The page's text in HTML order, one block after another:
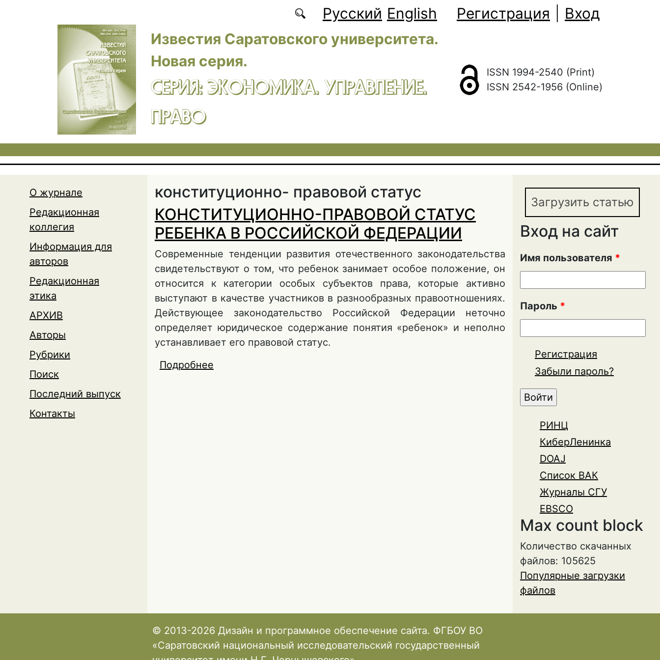
Русский English Регистрация
Вход
Известия Саратовского университета.
Новая серия.
СЕРИЯ: ЭКОНОМИКА. УПРАВЛЕНИЕ.
ПРАВО
ISSN 1994-2540 (Print)
ISSN 2542-1956 (Online)
О журнале
Редакционная
коллегия
Информация для
авторов
Редакционная
этика
АРХИВ
Авторы
Рубрики
Поиск
Последний выпуск
Контакты
конституционно- правовой статус
КОНСТИТУЦИОННО-ПРАВОВОЙ СТАТУС
РЕБЕНКА В РОССИЙСКОЙ ФЕДЕРАЦИИ
Современные тенденции развития отечественного законодательства
свидетельствуют о том, что ребенок занимает особое положение, он
относится к категории особых субъектов права, которые активно
выступают в качестве участников в разнообразных правоотношениях.
Действующее законодательство Российской Федерации неточно
определяет юридическое содержание понятия «ребенок» и неполно
устанавливает его правовой статус.
Подробнее
Загрузить статью
Вход на сайт
Имя пользователя *
Пароль *
Регистрация
Забыли пароль?
РИНЦ
КиберЛенинка
DOAJ
Список ВАК
Журналы СГУ
EBSCO
Max count block
Количество скачанных
файлов: 105625
Популярные загрузки
файлов
© 2013-2026 Дизайн и программное обеспечение сайта. ФГБОУ ВО
«Саратовский национальный исследовательский государственный